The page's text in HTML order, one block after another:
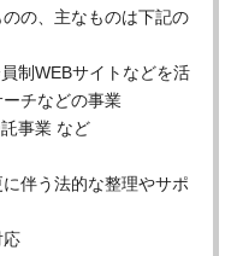
の、主なものは下記の
制WEBサイトなどを活
チなどの事業
事業 など
伴う法的な整理やサポ
応